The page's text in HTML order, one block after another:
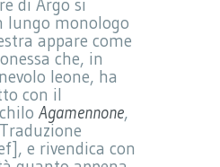
di Argo si
lungo monologo
appare come
che, in
leone, ha
con il
Agamennone,
e rivendica con